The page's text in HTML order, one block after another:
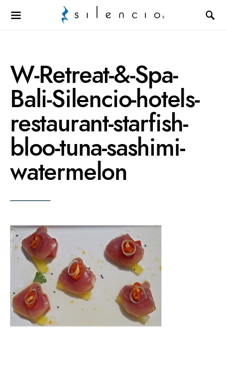
Search for:
W-Retreat-&-Spa-
Bali-Silencio-hotels-
restaurant-starfish-
bloo-tuna-sashimi-
watermelon